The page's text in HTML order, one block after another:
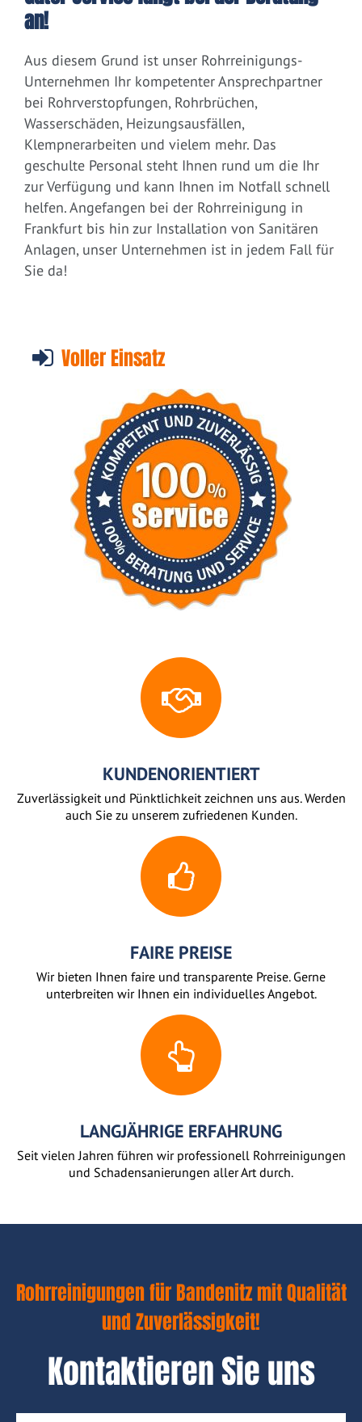
an!
Aus diesem Grund ist unser Rohrreinigungs-
Unternehmen Ihr kompetenter Ansprechpartner
bei Rohrverstopfungen, Rohrbrüchen,
Wasserschäden, Heizungsausfällen,
Klempnerarbeiten und vielem mehr. Das
geschulte Personal steht Ihnen rund um die Ihr
zur Verfügung und kann Ihnen im Notfall schnell
helfen. Angefangen bei der Rohrreinigung in
Frankfurt bis hin zur Installation von Sanitären
Anlagen, unser Unternehmen ist in jedem Fall für
Sie da!
Voller Einsatz
KUNDENORIENTIERT
Zuverlässigkeit und Pünktlichkeit zeichnen uns aus. Werden
auch Sie zu unserem zufriedenen Kunden.
FAIRE PREISE
Wir bieten Ihnen faire und transparente Preise. Gerne
unterbreiten wir Ihnen ein individuelles Angebot.
LANGJÄHRIGE ERFAHRUNG
Seit vielen Jahren führen wir professionell Rohrreinigungen
und Schadensanierungen aller Art durch.
Rohrreinigungen für Bandenitz mit Qualität
und Zuverlässigkeit!
Kontaktieren Sie uns